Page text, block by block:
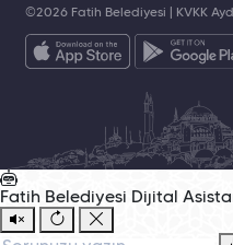
©2026 Fatih Belediyesi | KVKK
Fatih Belediyesi Dijital